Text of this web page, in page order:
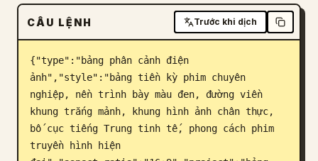
Blog
Cập nhật
CÂU LỆNH Trước khi dịch
{"type":"bảng phân cảnh điện
ảnh","style":"bảng tiền kỳ phim chuyên
nghiệp, nền trình bày màu đen, đường viền
khung trắng mảnh, khung hình ảnh chân thực,
bố cục tiếng Trung tinh tế, phong cách phim
truyền hình hiện